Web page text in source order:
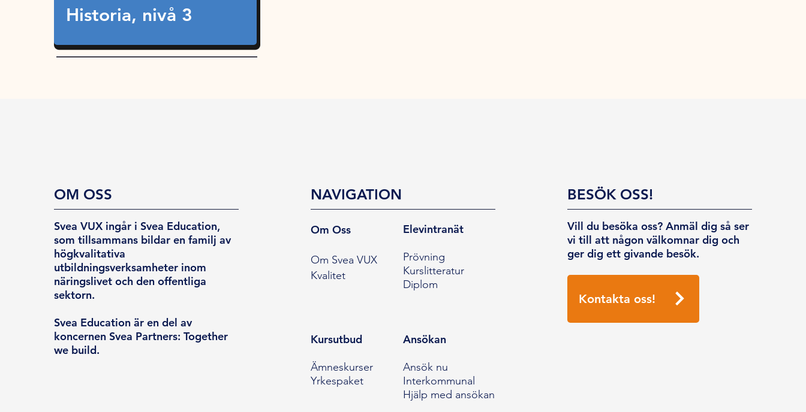
Historia, nivå 3
OM OSS
Svea VUX ingår i Svea Education,
som tillsammans bildar en familj av
högkvalitativa
utbildningsverksamheter inom
näringslivet och den offentliga
sektorn.
Svea Education är en del av
koncernen Svea Partners: Together
we build.
NAVIGATION
Om Oss
Om Svea VUX
Kvalitet
Elevintranät
Prövning
Kurslitteratur
Diplom
Kursutbud
Ämneskurser
Yrkespaket
Ansökan
Ansök nu
Interkommunal
Hjälp med ansökan
BESÖK OSS!
Vill du besöka oss? Anmäl dig så ser
vi till att någon välkomnar dig och
ger dig ett givande besök.
Kontakta oss!